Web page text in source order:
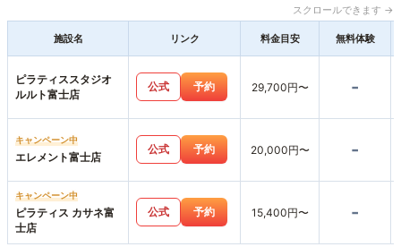
スクロールできます →
施設名 リンク 料金目安 無料体験
ピラティススタジオ
ルルト富士店
公式 予約 29,700円〜 -
キャンペーン中
エレメント富士店
公式 予約 20,000円〜 -
キャンペーン中
ピラティス カサネ富
士店
公式 予約 15,400円〜 -